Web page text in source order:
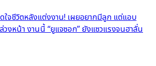
ใจชีวิตหลังแต่งงาน! เผยอยากมีลูก แต่แอบ
วงหน้า งานนี้ “ยูแจซอก” ยังแซวแรงจนฮาลั่น